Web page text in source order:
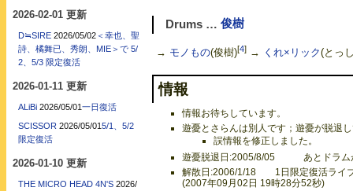
Drums … 俊樹
→ モノもの(俊樹)[4]→ くれ×リック(とっ
情報
情報お待ちしています。
遊憂とさらんは別人です；遊憂が脱退
誤情報を修正しました。
遊憂脱退日:2005/8/05 あとドラムが
解散日:2006/1/18 1日限定復活ライブ
(2007年09月02日 19時28分52秒)
2026-02-01 更新
D≒SIRE 2026/05/02＜幸也、聖
詩、橘舞已、秀朗、MIE＞で 5/
2、5/3 限定復活
2026-01-11 更新
ALiBi 2026/05/01一日復活
SCISSOR 2026/05/015/1、5/2
限定復活
2026-01-10 更新
THE MICRO HEAD 4N'S 2026/